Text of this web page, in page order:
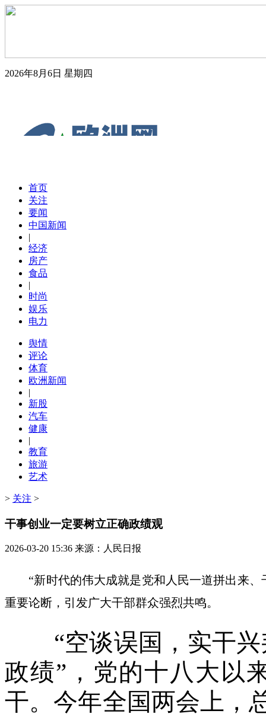
2026年8月6日 星期四
首页
关注
要闻
中国新闻
|
经济
房产
食品
|
时尚
娱乐
电力
舆情
评论
体育
欧洲新闻
|
新股
汽车
健康
|
教育
旅游
艺术
> 关注 >
干事创业一定要树立正确政绩观
2026-03-20 15:36 来源：人民日报
“新时代的伟大成就是党和人民一道拼出来、
重要论断，引发广大干部群众强烈共鸣。
“空谈误国，实干兴
政绩”，党的十八大以
干。今年全国两会上，